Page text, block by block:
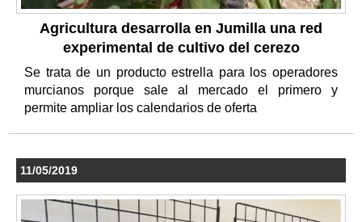
Agricultura desarrolla en Jumilla una red
experimental de cultivo del cerezo
Se trata de un producto estrella para los operadores
murcianos porque sale al mercado el primero y
permite ampliar los calendarios de oferta
11/05/2019